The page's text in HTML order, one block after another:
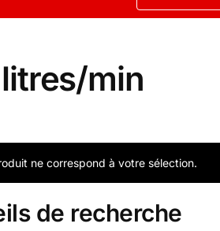
min
ne correspond à votre sélection.
de recherche